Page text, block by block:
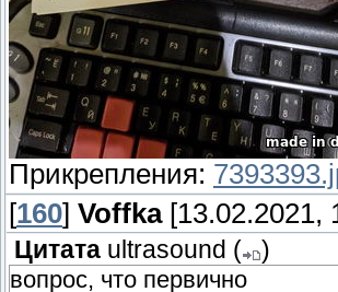
Прикрепления:
[160] Voffka[13.02.2021,
Цитата ultrasound (
)
вопрос, что первично